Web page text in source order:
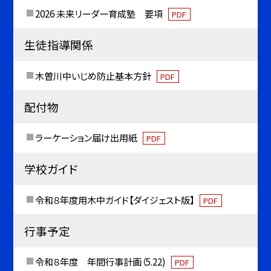
2026 未来リーダー育成塾 要項 PDF
生徒指導関係
木曽川中いじめ防止基本方針 PDF
配付物
ラーケーション届け出用紙 PDF
学校ガイド
令和８年度用木中ガイド【ダイジェスト版】 PDF
行事予定
令和８年度 年間行事計画（5.22) PDF